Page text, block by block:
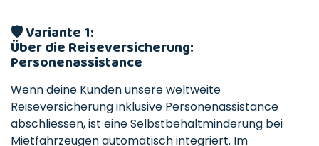
🛡️Variante 1:
Über die Reiseversicherung:
Personenassistance
Wenn deine Kunden unsere weltweite
Reiseversicherung inklusive Personenassistance
abschliessen, ist eine Selbstbehaltminderung bei
Mietfahrzeugen automatisch integriert. Im